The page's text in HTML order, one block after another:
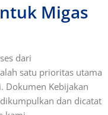
Migas
dari
satu prioritas utama
Dokumen Kebijakan
dan dicatat